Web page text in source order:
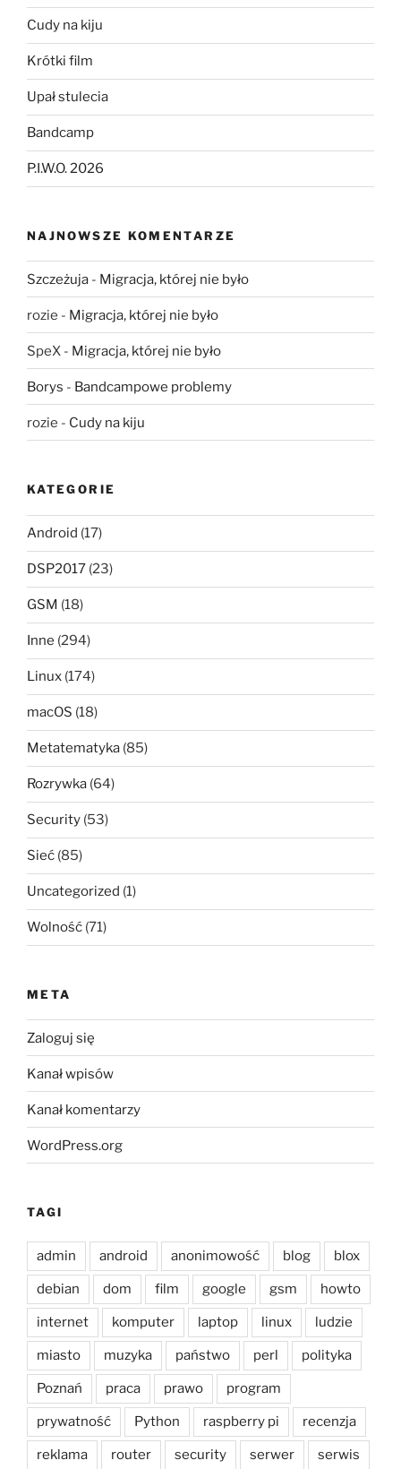
Cudy na kiju
Krótki film
Upał stulecia
Bandcamp
P.I.W.O. 2026
NAJNOWSZE KOMENTARZE
Szczeżuja - Migracja, której nie było
rozie - Migracja, której nie było
SpeX - Migracja, której nie było
Borys - Bandcampowe problemy
rozie - Cudy na kiju
KATEGORIE
Android (17)
DSP2017 (23)
GSM (18)
Inne (294)
Linux (174)
macOS (18)
Metatematyka (85)
Rozrywka (64)
Security (53)
Sieć (85)
Uncategorized (1)
Wolność (71)
META
Zaloguj się
Kanał wpisów
Kanał komentarzy
WordPress.org
TAGI
admin android anonimowość blog blox
debian dom film google gsm howto
internet komputer laptop linux ludzie
miasto muzyka państwo perl polityka
Poznań praca prawo program
prywatność Python raspberry pi recenzja
reklama router security serwer serwis